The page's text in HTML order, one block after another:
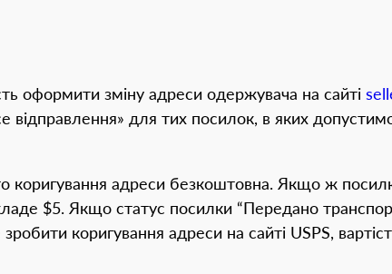
оформити зміну адреси одержувача на сайті
відправлення» для тих посилок, в яких
коригування адреси безкоштовна. Якщо ж
$5. Якщо статус посилки “Передано
коригування адреси на сайті USPS,